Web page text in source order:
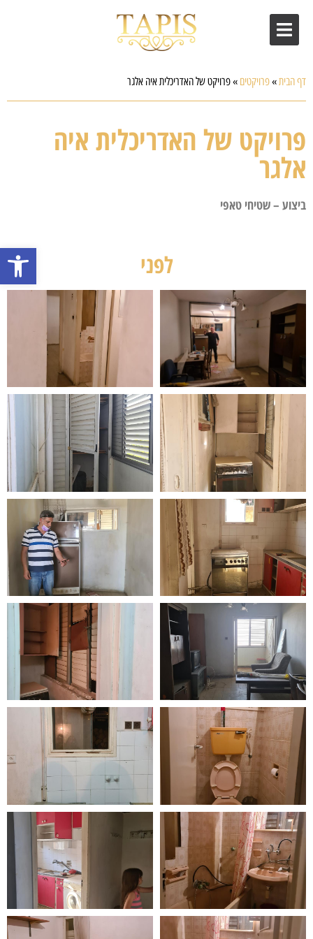
פתח
דף הבית»פרויקטים »פרויקט של האדריכלית איה אלגר
פרויקט של האדריכלית איה
אלגר
ביצוע – שטיחי טאפי
לפני